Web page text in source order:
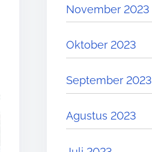
November 2023
Oktober 2023
September 2023
Agustus 2023